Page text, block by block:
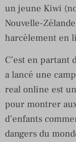
un jeune Kiwi
Nouvelle-
harcèlement en
C’est en partant
a lancé une
real online est
pour montrer
d’enfants
dangers du